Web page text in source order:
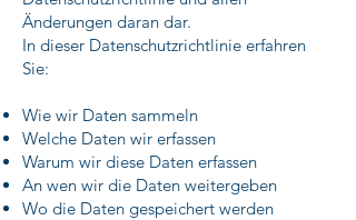
Änderungen daran dar.
In dieser Datenschutzrichtlinie erfahren
Sie:
Wie wir Daten sammeln
Welche Daten wir erfassen
Warum wir diese Daten erfassen
An wen wir die Daten weitergeben
Wo die Daten gespeichert werden